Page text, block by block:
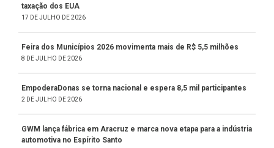
taxação dos EUA
17 DE JULHO DE 2026
Feira dos Municípios 2026 movimenta mais de R$ 5,5 milhões
8 DE JULHO DE 2026
EmpoderaDonas se torna nacional e espera 8,5 mil participantes
2 DE JULHO DE 2026
GWM lança fábrica em Aracruz e marca nova etapa para a indústria
automotiva no Espírito Santo